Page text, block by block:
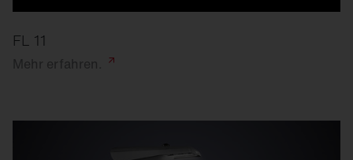
FL 11
Mehr erfahren.